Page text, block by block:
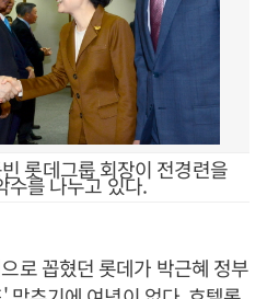
롯데그룹 회장이 전경련을
수를 나누고 있다.
로 꼽혔던 롯데가 박근혜 정부